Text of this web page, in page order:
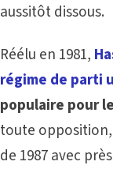
aussitôt dissous.
Réélu en 1981,
régime de parti
populaire pour
toute
de 1987 avec